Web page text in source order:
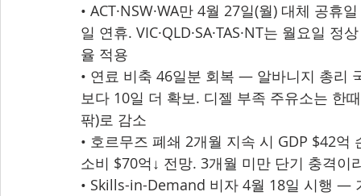
• ACT·NSW·WA만 4월 27일(월) 대체 공
일 연휴. VIC·QLD·SA·TAS·NT는 월요일
율 적용
• 연료 비축 46일분 회복 — 알바니지 총리
보다 10일 더 확보. 디젤 부족 주유소는 한
팎)로 감소
• 호르무즈 폐쇄 2개월 지속 시 GDP $42
소비 $70억↓ 전망. 3개월 미만 단기 충격이
• Skills-in-Demand 비자 4월 18일 시행 —